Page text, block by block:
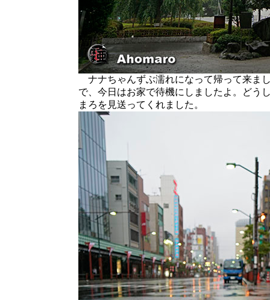
ナナちゃんずぶ濡れになって帰って来ま
で、今日はお家で待機にしましたよ。どう
まろを見送ってくれました。